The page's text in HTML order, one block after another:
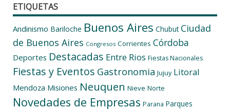
ETIQUETAS
Andinismo Bariloche Buenos Aires Chubut Ciudad
de Buenos Aires Congresos Corrientes Córdoba
Deportes Destacadas Entre Rios Fiestas Nacionales
Fiestas y Eventos Gastronomia Jujuy Litoral
Mendoza Misiones Neuquen Nieve Norte
Novedades de Empresas Parana Parques